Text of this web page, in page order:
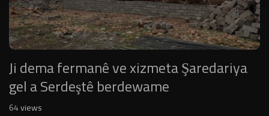
480p
360p
240p
Ji dema fermanê ve xizmeta Şaredariya
gel a Serdeştê berdewame
64views